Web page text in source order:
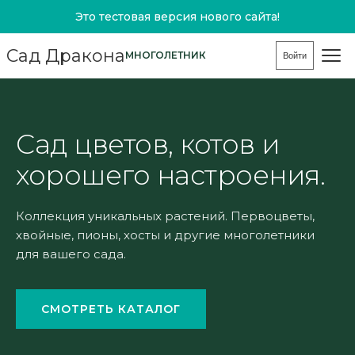
Это тестовая версия нового сайта!
Сад Дракона МНОГОЛЕТНИК Войти
Сад цветов, котов и
хорошего настроения.
Коллекция уникальных растений. Первоцветы,
хвойные, пионы, хосты и другие многолетники
для вашего сада.
СМОТРЕТЬ КАТАЛОГ